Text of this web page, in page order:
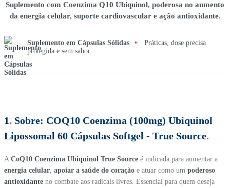
Suplemento com Coenzima Q10 Ubiquinol, poderosa no aumento
da energia celular, suporte cardiovascular e ação antioxidante.
Suplemento em Cápsulas Sólidas •
Práticas, dose precisa
protegida e sem sabor.
1. Sobre: COQ10 Coenzima (100mg) Ubiquinol
Lipossomal 60 Cápsulas Softgel - True Source.
A CoQ10 Coenzima Ubiquinol True Source é indicada para aumentar a
energia celular apoiar a saúde do coração e atuar como um poderoso
antioxidante no combate aos radicais livres. Essencial para quem deseja